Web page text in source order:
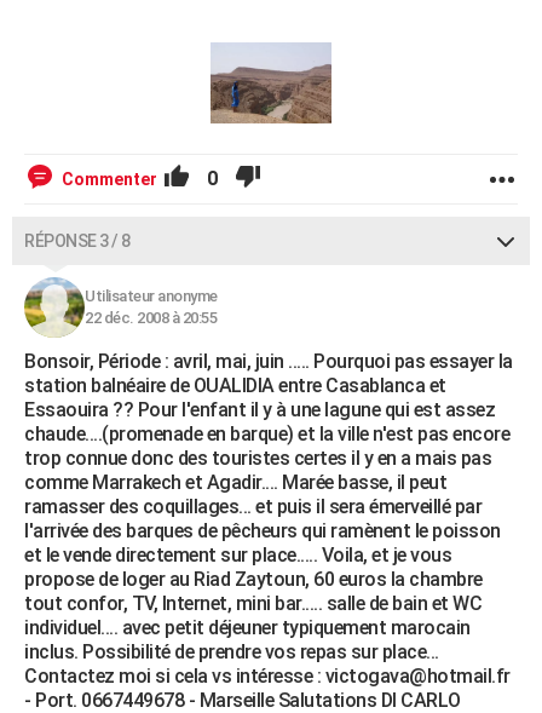
Commenter 0
RÉPONSE 3 / 8
Utilisateur anonyme
22 déc. 2008 à 20:55
Bonsoir, Période : avril, mai, juin ..... Pourquoi pas essayer la
station balnéaire de OUALIDIA entre Casablanca et
Essaouira ?? Pour l'enfant il y à une lagune qui est assez
chaude....(promenade en barque) et la ville n'est pas encore
trop connue donc des touristes certes il y en a mais pas
comme Marrakech et Agadir.... Marée basse, il peut
ramasser des coquillages... et puis il sera émerveillé par
l'arrivée des barques de pêcheurs qui ramènent le poisson
et le vende directement sur place..... Voila, et je vous
propose de loger au Riad Zaytoun, 60 euros la chambre
tout confor, TV, Internet, mini bar..... salle de bain et WC
individuel.... avec petit déjeuner typiquement marocain
inclus. Possibilité de prendre vos repas sur place...
Contactez moi si cela vs intéresse : victogava@hotmail.fr
- Port. 0667449678 - Marseille Salutations DI CARLO